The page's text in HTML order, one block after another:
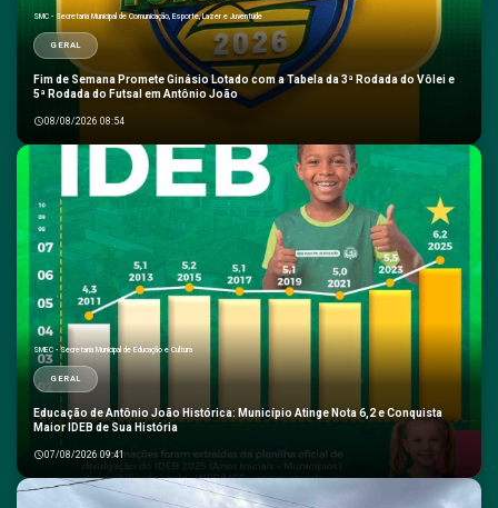
SMC - Secretaria Municipal de Comunicação, Esporte, Lazer e Juventude
GERAL
Fim de Semana Promete Ginásio Lotado com a Tabela da 3ª Rodada do Vôlei e
5ª Rodada do Futsal em Antônio João
08/08/2026 08:54
SMEC - Secretaria Municipal de Educação e Cultura
GERAL
Educação de Antônio João Histórica: Município Atinge Nota 6,2 e Conquista
Maior IDEB de Sua História
07/08/2026 09:41